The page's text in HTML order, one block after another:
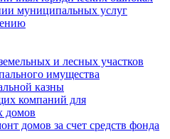
муниципальных услуг
и лесных участков
имущества
казны
компаний для
домов
домов за счет средств фонда